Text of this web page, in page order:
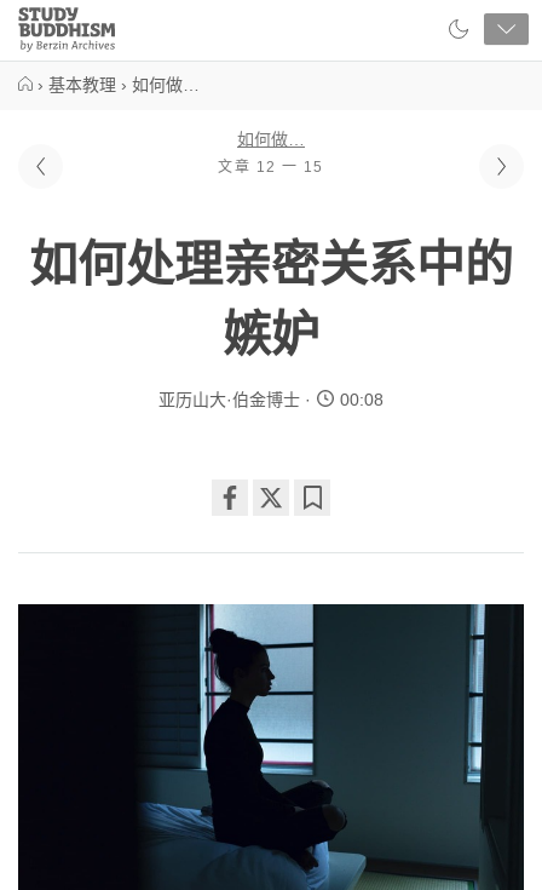
Close
Study
Buddhism
› 基本教理 › 如何做…
如何做…
文章 12 一 15
如何处理亲密关系中的
嫉妒
亚历山大·伯金博士 00:08
on